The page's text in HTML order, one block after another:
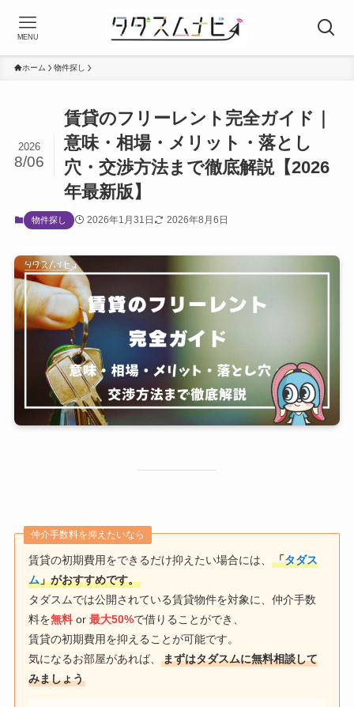
MENU
ホーム 物件探し
賃貸のフリーレント完全ガイド｜
意味・相場・メリット・落とし
穴・交渉方法まで徹底解説【2026
年最新版】
2026
8/06
物件探し 2026年1月31日 2026年8月6日
仲介手数料を抑えたいなら
賃貸の初期費用をできるだけ抑えたい場合には、「タダス
ム」がおすすめです。
タダスムでは公開されている賃貸物件を対象に、仲介手数
料を無料 or最大50%で借りることができ、
賃貸の初期費用を抑えることが可能です。
気になるお部屋があれば、まずはタダスムに無料相談して
みましょう